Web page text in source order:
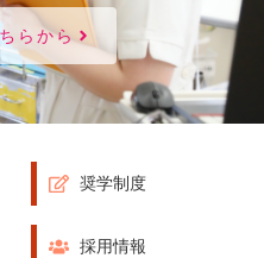
らから
奨学制度
採用情報